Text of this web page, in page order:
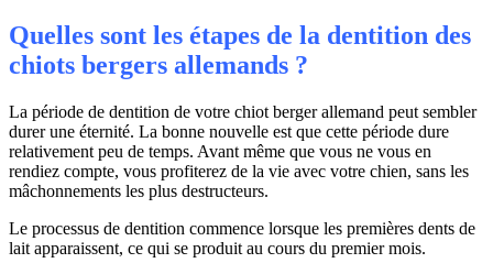
Quelles sont les étapes de la dentition des
chiots bergers allemands ?
La période de dentition de votre chiot berger allemand peut sembler
durer une éternité. La bonne nouvelle est que cette période dure
relativement peu de temps. Avant même que vous ne vous en
rendiez compte, vous profiterez de la vie avec votre chien, sans les
mâchonnements les plus destructeurs.
Le processus de dentition commence lorsque les premières dents de
lait apparaissent, ce qui se produit au cours du premier mois.